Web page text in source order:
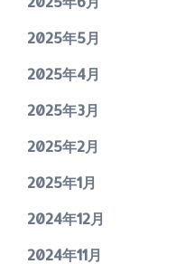
2025年5月
2025年4月
2025年3月
2025年2月
2025年1月
2024年12月
2024年11月